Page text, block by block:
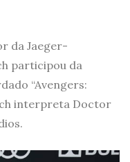
da Jaeger-
participou da
“Avengers:
interpreta Doctor